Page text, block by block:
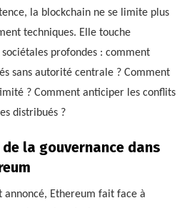
la blockchain ne se limite plus
techniques. Elle touche
profondes : comment
sans autorité centrale ? Comment
? Comment anticiper les conflits
distribués ?
la gouvernance dans
annoncé, Ethereum fait face à